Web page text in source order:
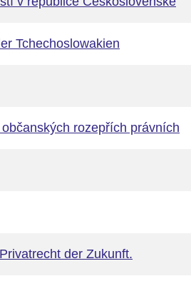
Tchechoslowakien
rozepřích právních
der Zukunft.